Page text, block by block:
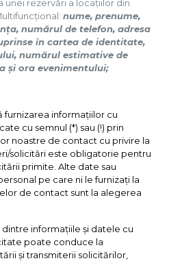
unei rezervări a locațiilor din
nume, prenume,
numărul de telefon, adresa
în cartea de identitate,
numărul estimative de
și ora evenimentului;
furnizarea informațiilor cu
cu semnul (*) sau (!) prin
noastre de contact cu privire la
solicitări este obligatorie pentru
primite. Alte date sau
pe care ni le furnizați la
de contact sunt la alegerea
informațiile și datele cu
poate conduce la
și transmiterii solicitărilor,